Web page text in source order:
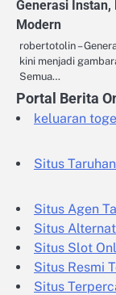
Generasi Instan,
Modern
robertotolin –
kini menjadi
Semua…
Portal Berita
keluaran
Situs
Situs Agen
Situs
Situs Slot
Situs Resmi
Situs